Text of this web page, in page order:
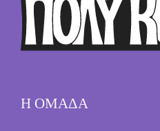
Η ΟΜΑΔΑ